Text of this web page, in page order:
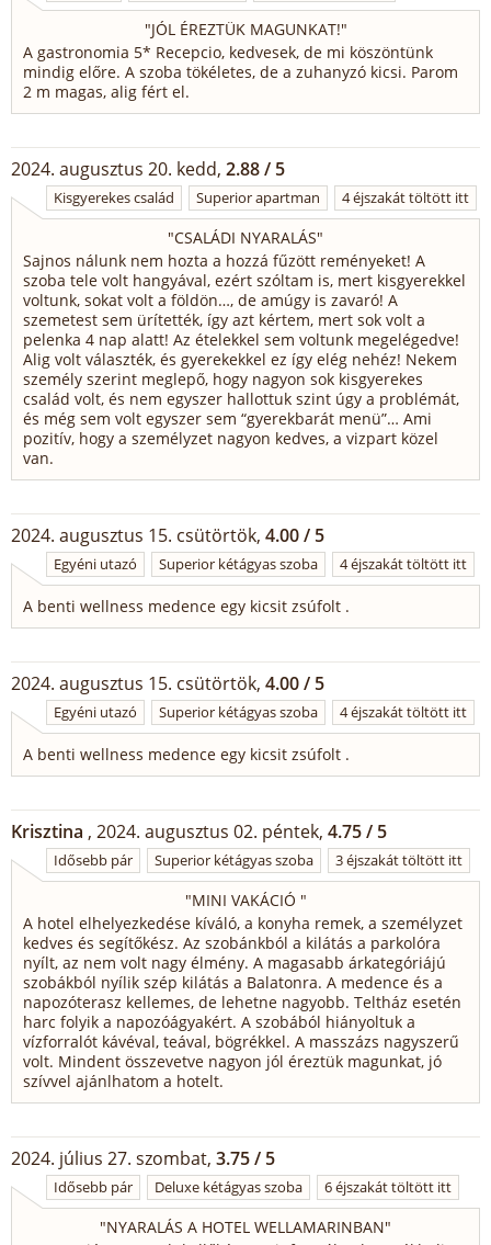
"JÓL ÉREZTÜK MAGUNKAT!"
A gastronomia 5* Recepcio, kedvesek, de mi köszöntünk
mindig előre. A szoba tökéletes, de a zuhanyzó kicsi. Parom
2 m magas, alig fért el.
2024. augusztus 20. kedd, 2.88 / 5
Kisgyerekes család Superior apartman 4 éjszakát töltött itt
"CSALÁDI NYARALÁS"
Sajnos nálunk nem hozta a hozzá fűzött reményeket! A
szoba tele volt hangyával, ezért szóltam is, mert kisgyerekkel
voltunk, sokat volt a földön…, de amúgy is zavaró! A
szemetest sem ürítették, így azt kértem, mert sok volt a
pelenka 4 nap alatt! Az ételekkel sem voltunk megelégedve!
Alig volt választék, és gyerekekkel ez így elég nehéz! Nekem
személy szerint meglepő, hogy nagyon sok kisgyerekes
család volt, és nem egyszer hallottuk szint úgy a problémát,
és még sem volt egyszer sem “gyerekbarát menü”… Ami
pozitív, hogy a személyzet nagyon kedves, a vizpart közel
van.
2024. augusztus 15. csütörtök, 4.00 / 5
Egyéni utazó Superior kétágyas szoba 4 éjszakát töltött itt
A benti wellness medence egy kicsit zsúfolt .
2024. augusztus 15. csütörtök, 4.00 / 5
Egyéni utazó Superior kétágyas szoba 4 éjszakát töltött itt
A benti wellness medence egy kicsit zsúfolt .
Krisztina , 2024. augusztus 02. péntek, 4.75 / 5
Idősebb pár Superior kétágyas szoba 3 éjszakát töltött itt
"MINI VAKÁCIÓ "
A hotel elhelyezkedése kíváló, a konyha remek, a személyzet
kedves és segítőkész. Az szobánkból a kilátás a parkolóra
nyílt, az nem volt nagy élmény. A magasabb árkategóriájú
szobákból nyílik szép kilátás a Balatonra. A medence és a
napozóterasz kellemes, de lehetne nagyobb. Teltház esetén
harc folyik a napozóágyakért. A szobából hiányoltuk a
vízforralót kávéval, teával, bögrékkel. A masszázs nagyszerű
volt. Mindent összevetve nagyon jól éreztük magunkat, jó
szívvel ajánlhatom a hotelt.
2024. július 27. szombat, 3.75 / 5
Idősebb pár Deluxe kétágyas szoba 6 éjszakát töltött itt
"NYARALÁS A HOTEL WELLAMARINBAN"